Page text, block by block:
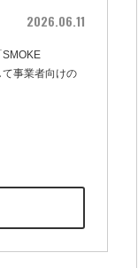
2026.06.11
事業者向けの